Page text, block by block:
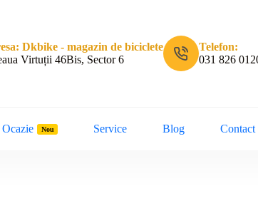
Dkbike - magazin de biciclete
Virtuții 46Bis, Sector 6
Telefon:
031 826
Nou Service Blog Contact